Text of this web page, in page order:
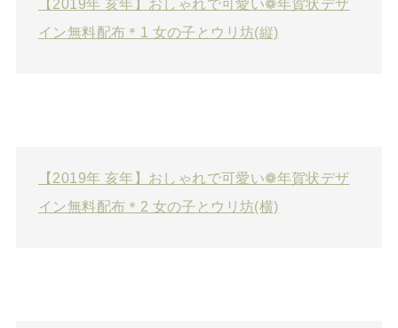
【2019年 亥年】おしゃれで可愛い❁年賀状デザ
イン無料配布＊1 女の子とウリ坊(縦)
【2019年 亥年】おしゃれで可愛い❁年賀状デザ
イン無料配布＊2 女の子とウリ坊(横)